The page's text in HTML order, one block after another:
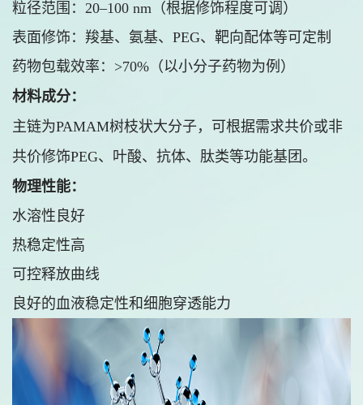
粒径范围：20–100 nm（根据修饰程度可调）
表面修饰：羧基、氨基、PEG、靶向配体等可定制
药物包载效率：>70%（以小分子药物为例）
材料成分：
主链为PAMAM树枝状大分子，可根据需求共价或非
共价修饰PEG、叶酸、抗体、肽类等功能基团。
物理性能：
水溶性良好
热稳定性高
可控释放曲线
良好的血液稳定性和细胞穿透能力